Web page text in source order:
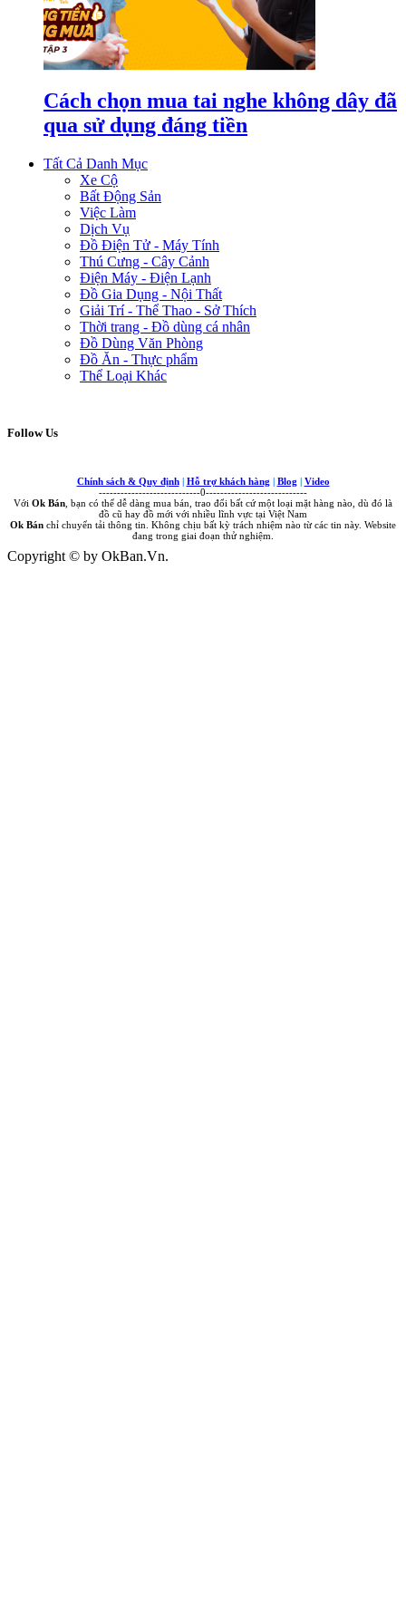
Cách chọn mua tai nghe không dây đã
qua sử dụng đáng tiền
Tất Cả Danh Mục
Xe Cộ
Bất Động Sản
Việc Làm
Dịch Vụ
Đồ Điện Tử - Máy Tính
Thú Cưng - Cây Cảnh
Điện Máy - Điện Lạnh
Đồ Gia Dụng - Nội Thất
Giải Trí - Thể Thao - Sở Thích
Thời trang - Đồ dùng cá nhân
Đồ Dùng Văn Phòng
Đồ Ăn - Thực phẩm
Thể Loại Khác
Follow Us
Chính sách & Quy định | Hỗ trợ khách hàng | Blog | Video
----------------------------0----------------------------
Với Ok Bán , bạn có thể dễ dàng mua bán, trao đổi bất cứ một loại mặt hàng nào, dù đó là
đồ cũ hay đồ mới với nhiều lĩnh vực tại Việt Nam
Ok Bán chỉ chuyển tải thông tin. Không chịu bất kỳ trách nhiệm nào từ các tin này. Website
đang trong giai đoạn thử nghiệm.
Copyright © by OkBan.Vn.